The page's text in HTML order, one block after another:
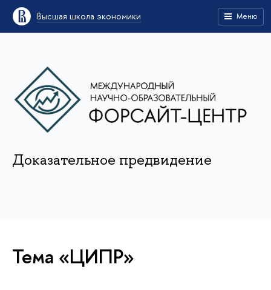
Высшая школа экономики Меню
Доказательное предвидение
Тема «ЦИПР»